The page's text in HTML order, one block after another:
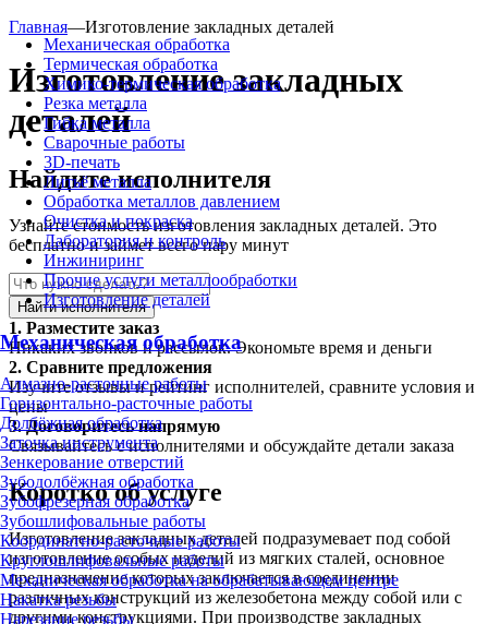
Механическая обработка
Термическая обработка
Химико-термическая обработка
Резка металла
Гибка металла
Сварочные работы
3D-печать
Литьё металла
Обработка металлов давлением
Очистка и покраска
Лаборатория и контроль
Инжиниринг
Прочие услуги металлообработки
Изготовление деталей
Механическая обработка
Алмазно-расточные работы
Горизонтально-расточные работы
Долбёжная обработка
Заточка инструмента
Зенкерование отверстий
Зубодолбёжная обработка
Зубофрезерная обработка
Зубошлифовальные работы
Координатно-расточные работы
Круглошлифовальные работы
Механическая обработка на обрабатывающем центре
Накатка резьбы
Нарезание резьбы
Главная—Изготовление закладных деталей
Изготовление закладных
деталей
Найдите исполнителя
Узнайте стоимость изготовления закладных деталей. Это
бесплатно и займет всего пару минут
Найти исполнителя
1. Разместите заказ
Никаких звонков и рассылок. Экономьте время и деньги
2. Сравните предложения
Изучите отзывы и рейтинг исполнителей, сравните условия и
цены
3.Договоритесь напрямую
Связывайтесь с исполнителями и обсуждайте детали заказа
Коротко об услуге
Изготовление закладных деталей подразумевает под собой
изготовление особых изделий из мягких сталей, основное
предназначение которых заключается в соединении
различных конструкций из железобетона между собой или с
другими конструкциями. При производстве закладных